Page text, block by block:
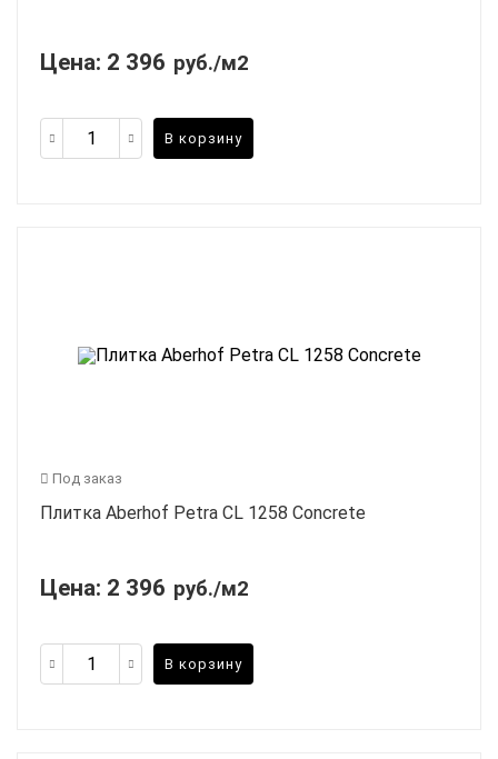
Цена: 2 396 руб./м2
В корзину
Под заказ
Плитка Aberhof Petra CL 1258 Concrete
Цена: 2 396 руб./м2
В корзину